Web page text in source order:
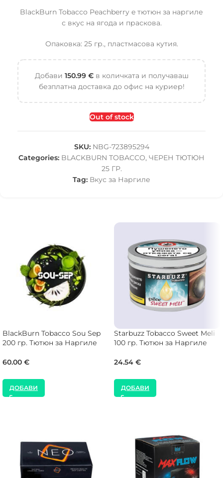
BlackBurn Tobacco Peachberry e тютюн за наргиле
с вкус нa ягода и праскова.
Опаковка: 25 гр., пластмасова кутия.
Добави 150.99 €в количката и получаваш
безплатна доставка до офис на куриер!
Out of stock
SKU: NBG-723895294
Categories: BLACKBURN TOBACCO, ЧЕРЕН ТЮТЮН
25 ГР.
Tag: Вкус за Наргиле
BlackBurn Tobacco Sou Sep
200 гр. Тютюн за Наргиле
60.00 €
ДОБАВИ
Starbuzz Tobacco Sweet Meli
100 гр. Тютюн за Наргиле
24.54 €
ДОБАВИ